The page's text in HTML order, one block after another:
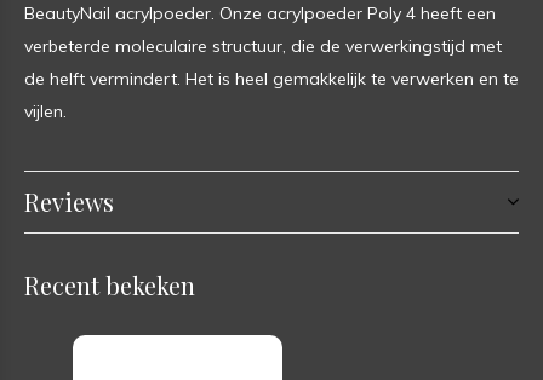
BeautyNail acrylpoeder. Onze acrylpoeder Poly 4 heeft een
verbeterde moleculaire structuur, die de verwerkingstijd met
de helft vermindert. Het is heel gemakkelijk te verwerken en te
vijlen.
Reviews
Recent bekeken